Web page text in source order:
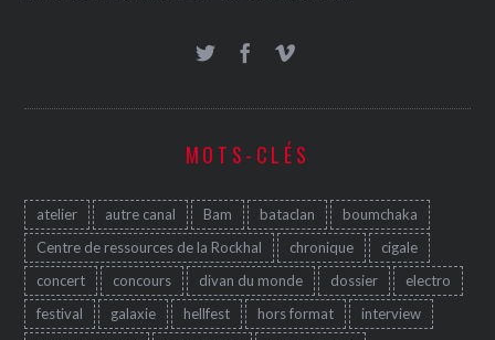
MOTS-CLÉS
atelier autre canal Bam bataclan
boumchaka
Centre de ressources de la Rockhal
chronique
cigale
concert
concours divan du monde dossier
electro
festival
galaxie hellfest hors format
interview